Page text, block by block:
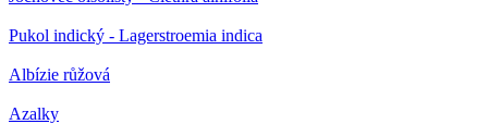
Pukol indický - Lagerstroemia indica
Albízie růžová
Azalky